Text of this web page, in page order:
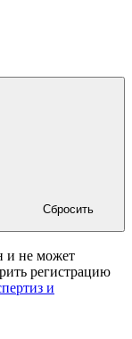
Сбросить
и не может
регистрацию
и